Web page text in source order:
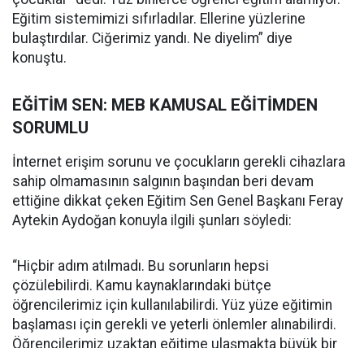
Eğitim sistemimizi sıfırladılar. Ellerine yüzlerine
bulaştırdılar. Ciğerimiz yandı. Ne diyelim” diye
konuştu.
EĞİTİM SEN: MEB KAMUSAL EĞİTİMDEN
SORUMLU
İnternet erişim sorunu ve çocukların gerekli cihazlara
sahip olmamasının salgının başından beri devam
ettiğine dikkat çeken Eğitim Sen Genel Başkanı Feray
Aytekin Aydoğan konuyla ilgili şunları söyledi:
“Hiçbir adım atılmadı. Bu sorunların hepsi
çözülebilirdi. Kamu kaynaklarındaki bütçe
öğrencilerimiz için kullanılabilirdi. Yüz yüze eğitimin
başlaması için gerekli ve yeterli önlemler alınabilirdi.
Öğrencilerimiz uzaktan eğitime ulaşmakta büyük bir